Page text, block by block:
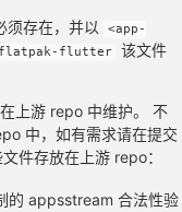
须存在，并以
<app-
flatpak-flutter
该文件
在上游 repo 中维护。 不
中，如有需求请在提交
件存放在上游 repo：
的 appsstream 合法性验